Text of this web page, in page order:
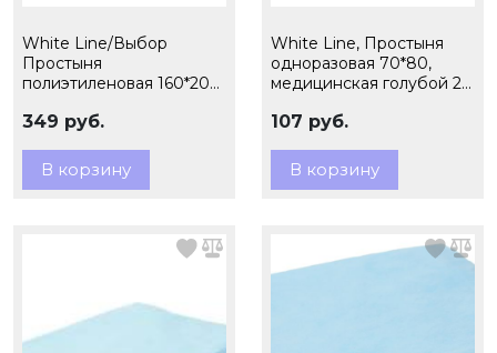
White Line/Выбор
Простыня
полиэтиленовая 160*200,
349 руб.
В корзину
White Line, Простыня
одноразовая 70*80,
медицинская голубой 20
107 руб.
В корзину